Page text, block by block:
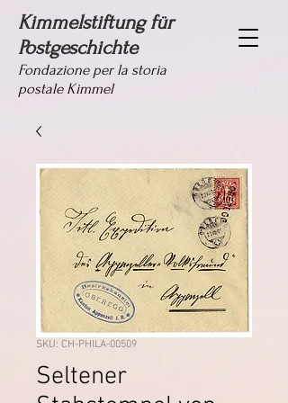
Kimmelstiftung für
Postgeschichte
Fondazione per la storia
postale Kimmel
SKU: CH-PHILA-00509
Seltener